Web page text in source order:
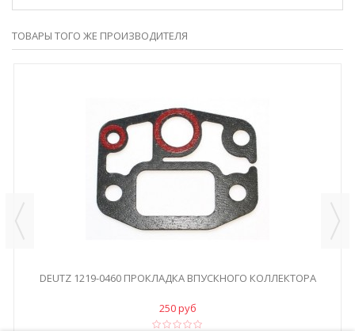
ТОВАРЫ ТОГО ЖЕ ПРОИЗВОДИТЕЛЯ
DEUTZ 1219-0460 ПРОКЛАДКА ВПУСКНОГО КОЛЛЕКТОРА
250 руб